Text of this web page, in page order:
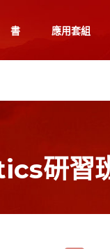
書 應用套組
研習